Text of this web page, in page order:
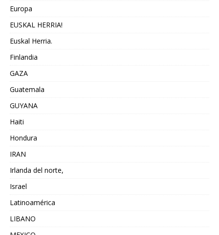
Europa
EUSKAL HERRIA!
Euskal Herria.
Finlandia
GAZA
Guatemala
GUYANA
Haiti
Hondura
IRAN
Irlanda del norte,
Israel
Latinoamérica
LIBANO